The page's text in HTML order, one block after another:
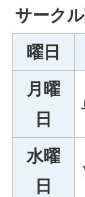
サーク
曜日
月曜
日
水曜
日